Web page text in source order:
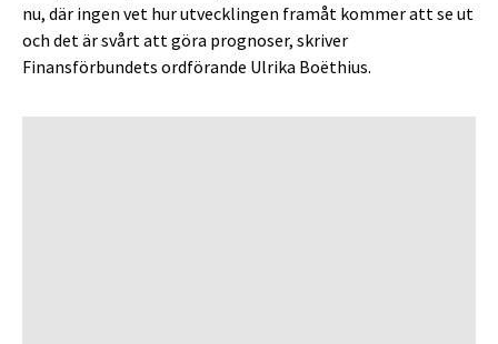
nu, där ingen vet hur utvecklingen framåt kommer att se ut
och det är svårt att göra prognoser, skriver
Finansförbundets ordförande Ulrika Boëthius.